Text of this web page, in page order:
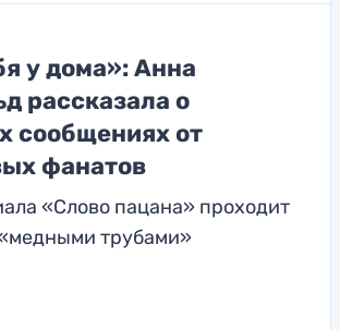
у дома»: Анна
рассказала о
сообщениях от
фанатов
«Слово пацана» проходит
трубами»